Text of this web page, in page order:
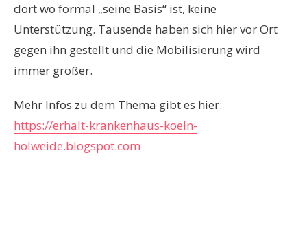
dort wo formal „seine Basis“ ist, keine
Unterstützung. Tausende haben sich hier vor Ort
gegen ihn gestellt und die Mobilisierung wird
immer größer.
Mehr Infos zu dem Thema gibt es hier:
https://erhalt-krankenhaus-koeln-
holweide.blogspot.com